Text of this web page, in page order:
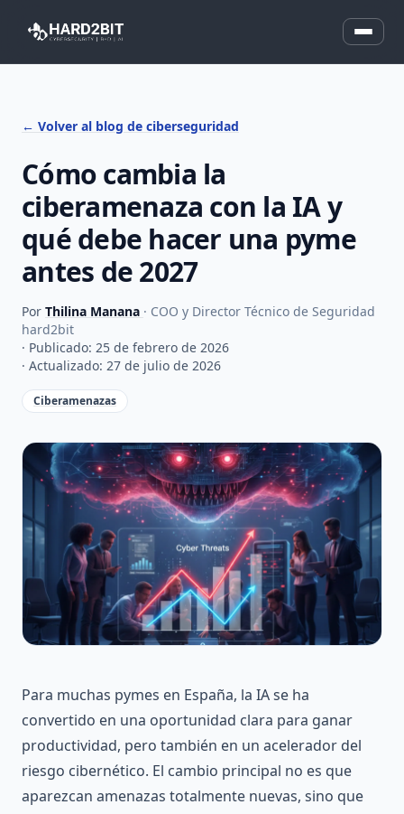
← Volver al blog de ciberseguridad
Cómo cambia la
ciberamenaza con la IA y
qué debe hacer una pyme
antes de 2027
Por Thilina Manana · COO y Director Técnico de Seguridad
hard2bit
· Publicado: 25 de febrero de 2026
· Actualizado: 27 de julio de 2026
Ciberamenazas
Para muchas pymes en España, la IA se ha
convertido en una oportunidad clara para ganar
productividad, pero también en un acelerador del
riesgo cibernético. El cambio principal no es que
aparezcan amenazas totalmente nuevas, sino que